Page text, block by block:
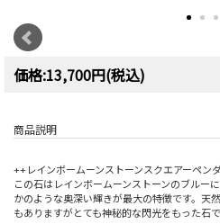
価格:13,700円(税込)
商品説明
++レインボームーンストーンスクエアーペン
この石はレインボームーンストーンのブルー
かのような奥深い輝きが最大の特徴です。天
もありますがとても神秘的な閃光をもった石で